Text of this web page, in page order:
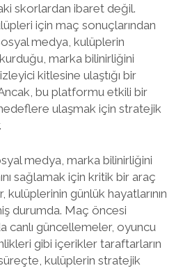
skorlardan ibaret değil.
için maç sonuçlarından
medya, kulüplerin
marka bilinirliğini
kitlesine ulaştığı bir
bu platformu etkili bir
ulaşmak için stratejik
medya, marka bilinirliğini
sağlamak için kritik bir araç
kulüplerinin günlük hayatlarının
durumda. Maç öncesi
canlı güncellemeler, oyuncu
gibi içerikler taraftarların
süreçte, kulüplerin stratejik